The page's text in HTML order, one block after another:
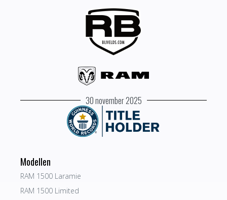
30 november 2025
Modellen
RAM 1500 Laramie
RAM 1500 Limited